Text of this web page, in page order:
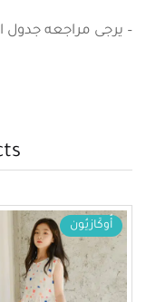
– يرجى مراجعه جدول
أُوكَازيُون